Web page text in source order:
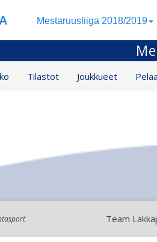
Mestaruusliiga 2018/2019
Tilastot Joukkueet
Team